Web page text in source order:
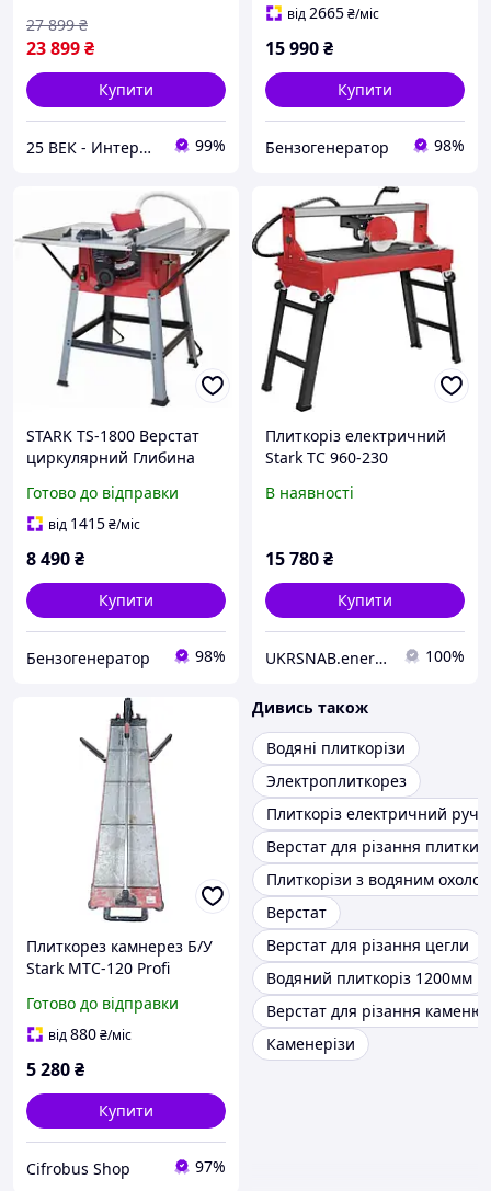
23 899₴
27 899 ₴
Купити
25 ВЕК - Интернет-Магазин: электрический, бензиновый, аккумуляторный инструмент и строительство. 99%
від2665₴/міс
15 990₴
Купити
Бензогенератор 98%
STARK TS-1800 Верстат
циркулярний Глибина
мм Стіл 940х640 мм
Готово до відправки
від 1415₴/міс
8 490₴
Купити
Бензогенератор 98%
Плиткоріз електричний
Stark TC 960-230
В наявності
15 780₴
Купити
UKRSNAB.energo 100%
Плиткорез камнерез Б/У
Stark MTC-120 Profi
Готово до відправки
від880₴/міс
5 280₴
Купити
Cifrobus Shop 97%
Дивись також
Водяні плиткорізи
Электроплиткорез
Плиткоріз електричний
Верстат для різання плитки
Плиткорізи з водяним
Верстат
Верстат для різання цегли
Водяний плиткоріз 1200мм
Верстат для різання каменю
Каменерізи